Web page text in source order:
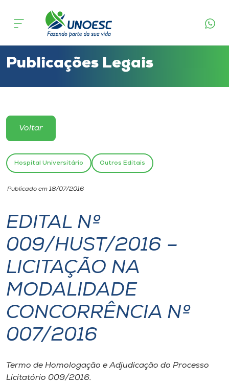
Cursos
Atendimento ao Estudante
Portal de Ensino
Unoesc
Internacionalização
I.nova
Diplomados
Cultura
CPA
Biblioteca
Publicações Legais
Voltar
Hospital Universitário Outros Editais
Publicado em 18/07/2016
EDITAL Nº
009/HUST/2016 –
LICITAÇÃO NA
MODALIDADE
CONCORRÊNCIA Nº
007/2016
Termo de Homologação e Adjudicação do Processo
Licitatório 009/2016.